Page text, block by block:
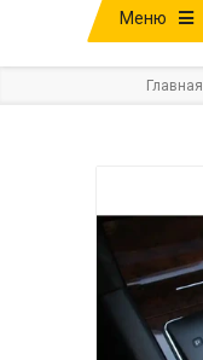
Меню
Главная